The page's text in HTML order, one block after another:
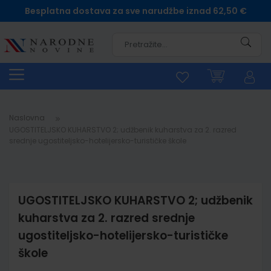
Besplatna dostava za sve narudžbe iznad 62,50 €
Naslovna
UGOSTITELJSKO KUHARSTVO 2; udžbenik
kuharstva za 2. razred srednje
ugostiteljsko-hotelijersko-turističke
škole